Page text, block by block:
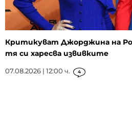
Критикуват Джорджина на
тя си харесва извивките
07.08.2026 | 12:00 ч. 4